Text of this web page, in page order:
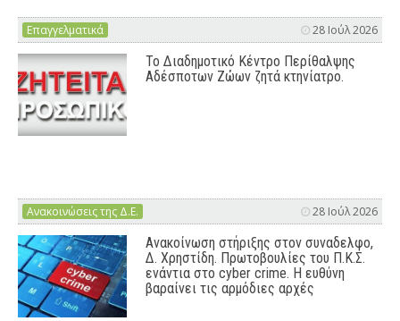
Επαγγελματικά 28 Ιούλ 2026
Το Διαδημοτικό Κέντρο Περίθαλψης
Αδέσποτων Ζώων ζητά κτηνίατρο.
Ανακοινώσεις της Δ.Ε. 28 Ιούλ 2026
Ανακοίνωση στήριξης στον συναδελφο,
Δ. Χρηστίδη. Πρωτοβουλίες του Π.Κ.Σ.
ενάντια στο cyber crime. Η ευθύνη
βαραίνει τις αρμόδιες αρχές